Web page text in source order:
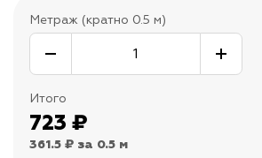
Метраж (кратно 0.5 м)
Итого
723 ₽
361.5 ₽ за 0.5 м